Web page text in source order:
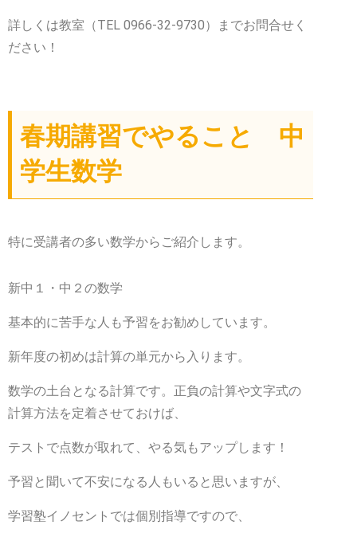
詳しくは教室（TEL 0966-32-9730）までお問合せく
ださい！
春期講習でやること 中
学生数学
特に受講者の多い数学からご紹介します。
新中１・中２の数学
基本的に苦手な人も予習をお勧めしています。
新年度の初めは計算の単元から入ります。
数学の土台となる計算です。正負の計算や文字式の
計算方法を定着させておけば、
テストで点数が取れて、やる気もアップします！
予習と聞いて不安になる人もいると思いますが、
学習塾イノセントでは個別指導ですので、